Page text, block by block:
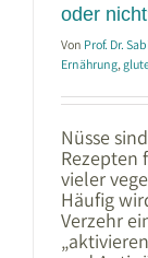
oder
Von Prof. Dr.
Ernährung,
Nüsse
Rezepten
vieler
Häufig
Verzehr